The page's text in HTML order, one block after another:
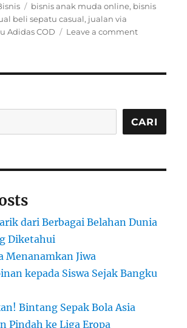
Tags
bisnis anak muda online, bisnis
beli sepatu casual, jualan via
Adidas COD Leave a commenton
COD
via
Facebook
Muda
CARI
dari Berbagai Belahan Dunia
Diketahui
Menanamkan Jiwa
kepada Siswa Sejak Bangku
Bintang Sepak Bola Asia
Pindah ke Liga Eropa